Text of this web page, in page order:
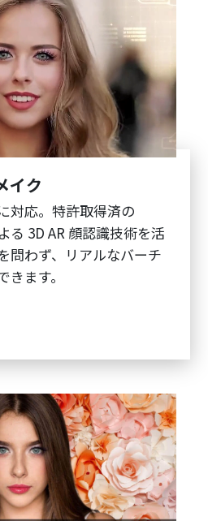
イク
対応。特許取得済の
る 3D AR 顔認識技術を活
問わず、リアルなバーチ
ます。